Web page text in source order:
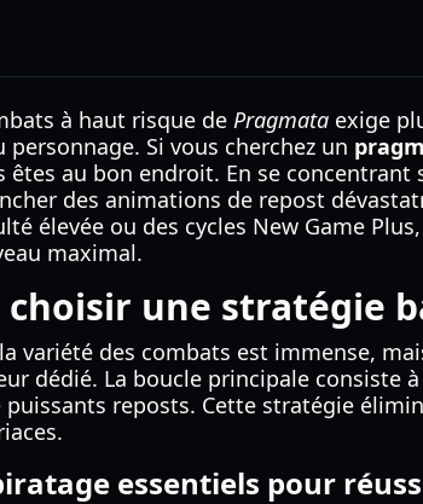
à haut risque de Pragmata exige
personnage. Si vous cherchez un
êtes au bon endroit. En se
des animations de repost
élevée ou des cycles New Game
maximal.
une stratégie
variété des combats est immense,
dédié. La boucle principale consiste
puissants reposts. Cette stratégie
essentiels pour